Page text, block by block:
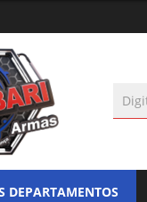
DEPARTAMENTOS